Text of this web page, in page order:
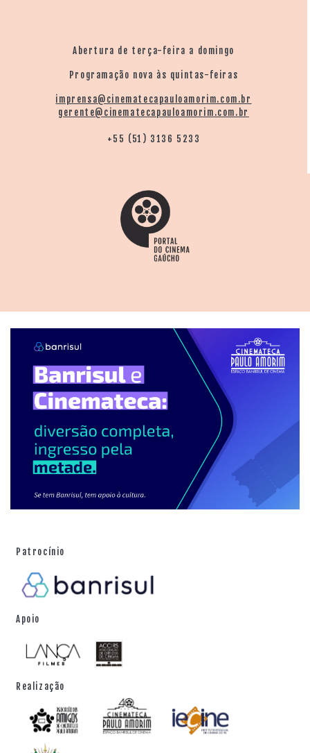
Abertura de terça-feira a domingo
Programação nova às quintas-feiras
imprensa@cinematecapauloamorim.com.br
gerente@cinematecapauloamorim.com.br
+55 (51) 3136 5233
Patrocínio
Apoio
Realização